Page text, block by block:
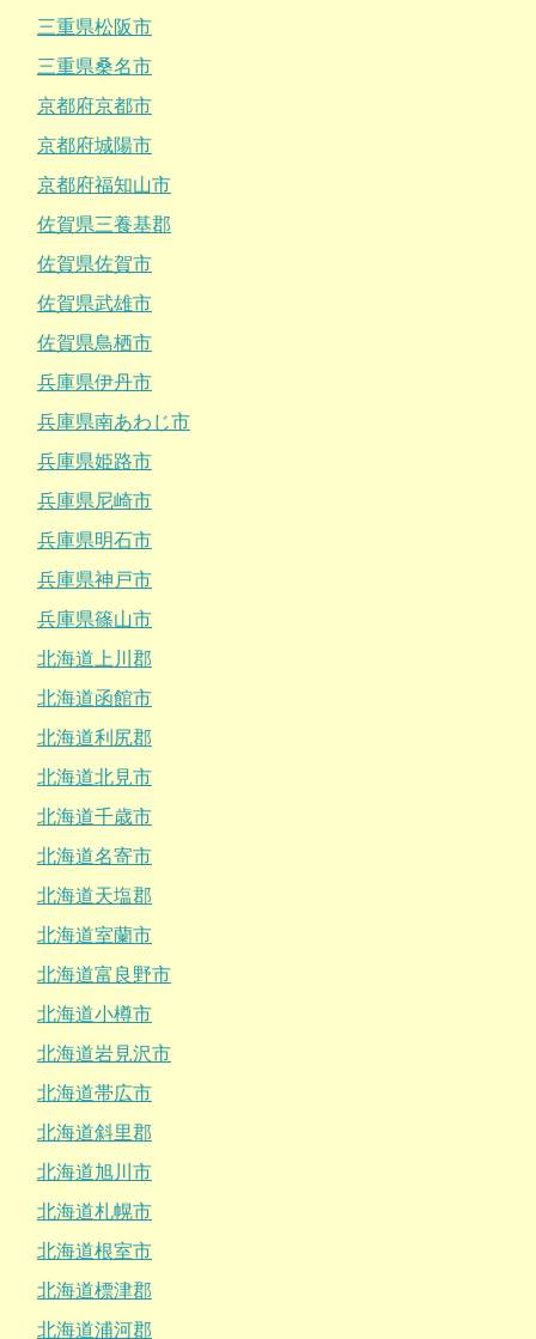
三重県松阪市
三重県桑名市
京都府京都市
京都府城陽市
京都府福知山市
佐賀県三養基郡
佐賀県佐賀市
佐賀県武雄市
佐賀県鳥栖市
兵庫県伊丹市
兵庫県南あわじ市
兵庫県姫路市
兵庫県尼崎市
兵庫県明石市
兵庫県神戸市
兵庫県篠山市
北海道上川郡
北海道函館市
北海道利尻郡
北海道北見市
北海道千歳市
北海道名寄市
北海道天塩郡
北海道室蘭市
北海道富良野市
北海道小樽市
北海道岩見沢市
北海道帯広市
北海道斜里郡
北海道旭川市
北海道札幌市
北海道根室市
北海道標津郡
北海道浦河郡